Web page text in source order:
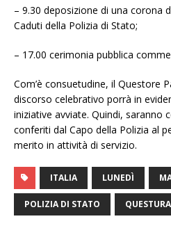
– 9.30 deposizione di una corona
Caduti della Polizia di Stato;
– 17.00 cerimonia pubblica
Com’è consuetudine, il Questore
discorso celebrativo porrà in
iniziative avviate. Quindi, saranno
conferiti dal Capo della Polizia al
merito in attività di servizio.
ITALIA LUNEDÌ
POLIZIA DI STATO QUESTURA